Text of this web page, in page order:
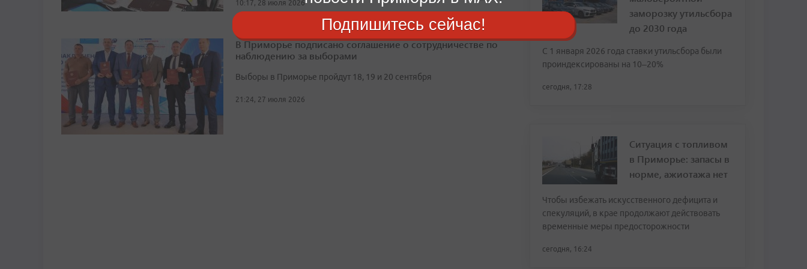
10:17, 28 июля 2026
В Приморье подписано соглашение о сотрудничестве по
наблюдению за выборами
Выборы в Приморье пройдут 18, 19 и 20 сентября
21:24, 27 июля 2026
заморозку утильсбора
до 2030 года
С 1 января 2026 года ставки утильсбора были
проиндексированы на 10–20%
сегодня, 17:28
Ситуация с топливом
в Приморье: запасы в
норме, ажиотажа нет
Чтобы избежать искусственного дефицита и
спекуляций, в крае продолжают действовать
временные меры предосторожности
сегодня, 16:24
Подпишитесь сейчас!